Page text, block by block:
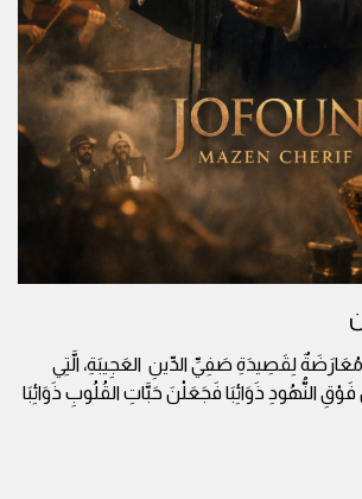
لِقَصِيدَةِ صَفِيِّ الدِّينِ العَجِيبَةِ، الَّتِي
النُّهُودِ ذَوَائِبَا فَجَعَلْنَ حَبَّاتِ القُلُوبِ ذَوَائِبَا